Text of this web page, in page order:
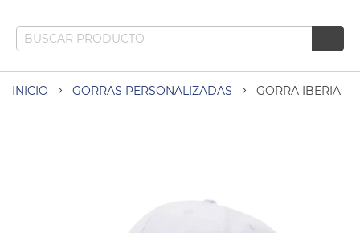
INICIO GORRAS PERSONALIZADAS GORRA IBERIA